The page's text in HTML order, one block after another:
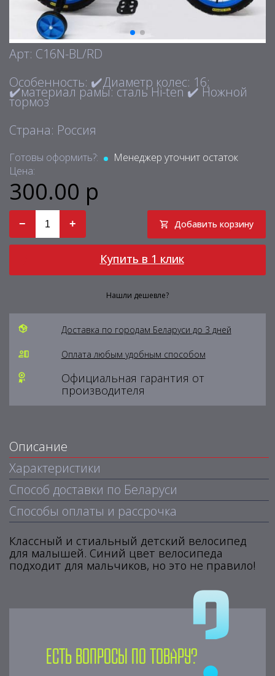
Арт: C16N-BL/RD
Особенность: ✔️Диаметр колес: 16;
✔️материал рамы: сталь Hi-ten ✔️ Ножной
тормоз
Страна: Россия
Готовы оформить?:
Менеджер уточнит остаток
Цена:
300.00 р
− + Добавить корзину
Купить в 1 клик
Нашли дешевле?
Доставка по городам Беларуси до 3 дней
Оплата любым удобным способом
Официальная гарантия от
производителя
Описание
Характеристики
Способ доставки по Беларуси
Способы оплаты и рассрочка
Классный и стиальный детский велосипед
для малышей. Синий цвет велосипеда
подходит для мальчиков, но это не правило!
Есть вопросы по товару?